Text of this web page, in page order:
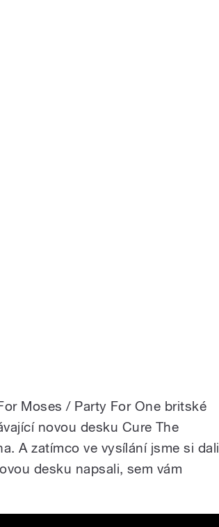
Moses / Party For One britské
novou desku Cure The
A zatímco ve vysílání jsme si dali
desku napsali, sem vám